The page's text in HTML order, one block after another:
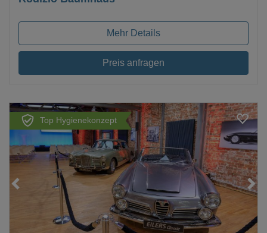
Mehr Details
Preis anfragen
Top Hygienekonzept
Loading...